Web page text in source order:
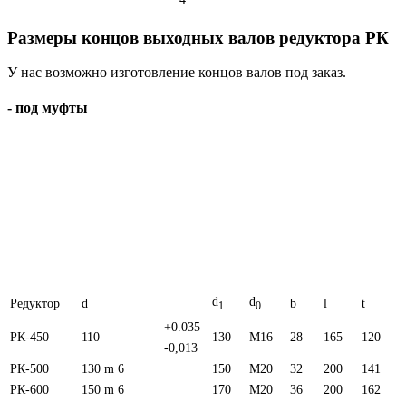
Размеры концов выходных валов редуктора РК
У нас возможно изготовление концов валов под заказ.
- под муфты
Редуктор d d 1 d0 b l t
РК-450 110
+0.035
130 M16 28 165
120
-0,013
РК-500
130 m 6 150 M20 32 200
141
РК-600
150 m 6 170 M20 36 200 162